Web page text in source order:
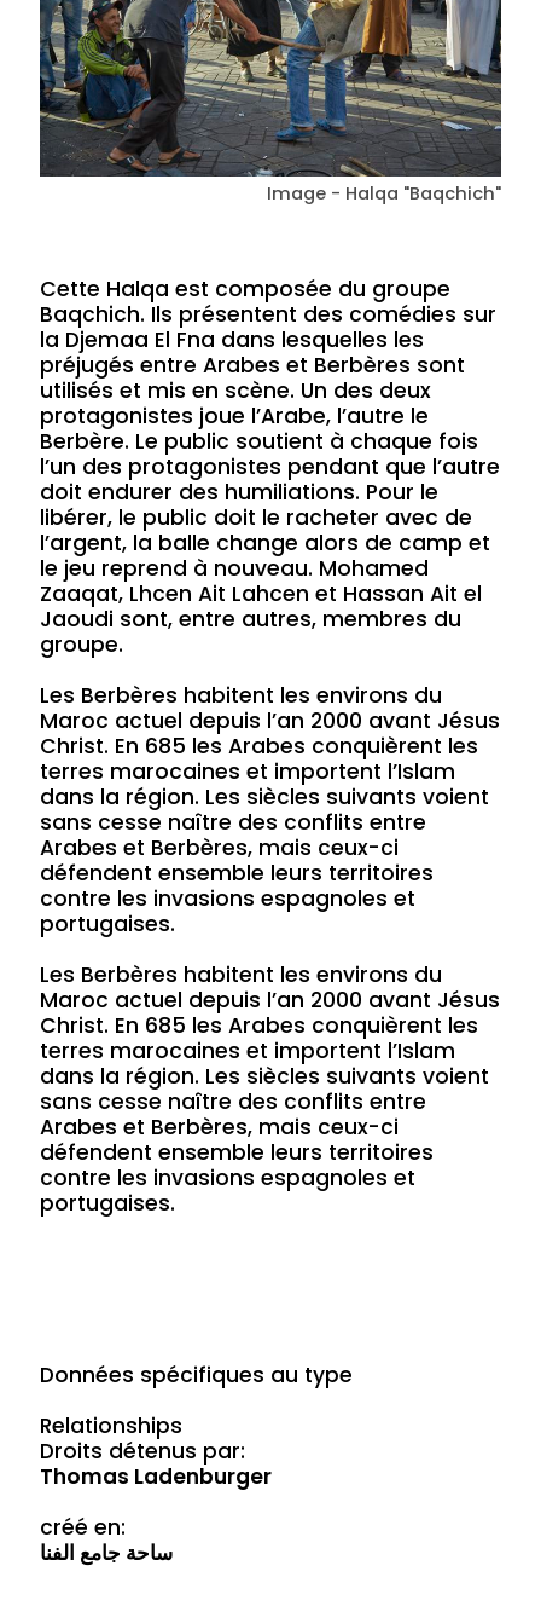
Image - Halqa "Baqchich"
Cette Halqa est composée du groupe
Baqchich. Ils présentent des comédies sur
la Djemaa El Fna dans lesquelles les
préjugés entre Arabes et Berbères sont
utilisés et mis en scène. Un des deux
protagonistes joue l’Arabe, l’autre le
Berbère. Le public soutient à chaque fois
l’un des protagonistes pendant que l’autre
doit endurer des humiliations. Pour le
libérer, le public doit le racheter avec de
l’argent, la balle change alors de camp et
le jeu reprend à nouveau. Mohamed
Zaaqat, Lhcen Ait Lahcen et Hassan Ait el
Jaoudi sont, entre autres, membres du
groupe.
Les Berbères habitent les environs du
Maroc actuel depuis l’an 2000 avant Jésus
Christ. En 685 les Arabes conquièrent les
terres marocaines et importent l’Islam
dans la région. Les siècles suivants voient
sans cesse naître des conflits entre
Arabes et Berbères, mais ceux-ci
défendent ensemble leurs territoires
contre les invasions espagnoles et
portugaises.
Les Berbères habitent les environs du
Maroc actuel depuis l’an 2000 avant Jésus
Christ. En 685 les Arabes conquièrent les
terres marocaines et importent l’Islam
dans la région. Les siècles suivants voient
sans cesse naître des conflits entre
Arabes et Berbères, mais ceux-ci
défendent ensemble leurs territoires
contre les invasions espagnoles et
portugaises.
Données spécifiques au type
Relationships
Droits détenus par:
Thomas Ladenburger
créé en:
ساحة جامع الفنا